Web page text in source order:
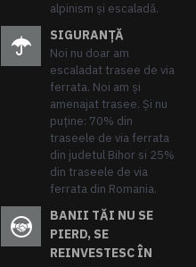
alpinism și escaladă.
SIGURANȚĂ
Noi nu doar am
escaladat trasee de via
ferrata. Noi am și
amenajat trasee. Și nu
puține: 70% din
traseele de via ferrata
din judetul Bihor si 25%
din traseele de via
ferrata din Romania.
BANII TĂI NU SE
PIERD, SE
REINVESTESC ÎN